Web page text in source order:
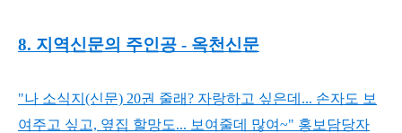
8. 지역신문의 주인공 - 옥천신문
"나 소식지(신문) 20권 줄래? 자랑하고 싶은데... 손자도 보
여주고 싶고, 옆집 할망도... 보여줄데 많여~" 홍보담당자